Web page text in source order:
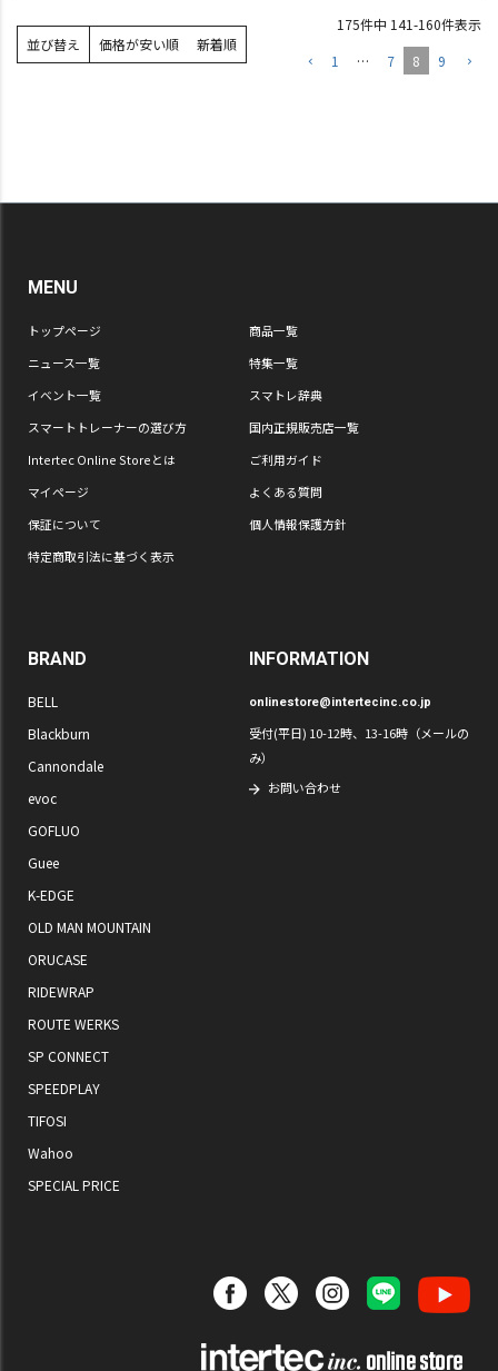
並び替え 価格が安い順 新着順
175件中 141-160件表示
1
… 7 8 9
MENU
トップページ
商品一覧
ニュース一覧
特集一覧
イベント一覧
スマトレ辞典
スマートトレーナーの選び方
国内正規販売店一覧
Intertec Online Storeとは
ご利用ガイド
マイページ
よくある質問
保証について
個人情報保護方針
特定商取引法に基づく表示
BRAND
BELL
Blackburn
Cannondale
evoc
GOFLUO
Guee
K-EDGE
OLD MAN MOUNTAIN
ORUCASE
RIDEWRAP
ROUTE WERKS
SP CONNECT
SPEEDPLAY
TIFOSI
Wahoo
SPECIAL PRICE
INFORMATION
onlinestore@intertecinc.co.jp
受付(平日) 10-12時、13-16時（メールの
み）
お問い合わせ